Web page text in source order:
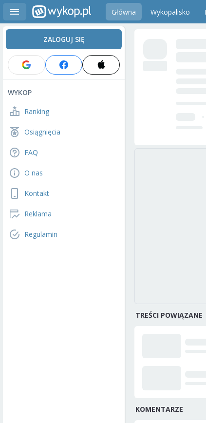
Główna Wykopalisko
ZALOGUJ SIĘ
WYKOP
Ranking
Osiągnięcia
FAQ
O nas
Kontakt
Reklama
Regulamin
TREŚCI POWIĄZANE
KOMENTARZE